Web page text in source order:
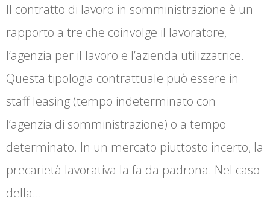
Il contratto di lavoro in somministrazione è un
rapporto a tre che coinvolge il lavoratore,
l’agenzia per il lavoro e l’azienda utilizzatrice.
Questa tipologia contrattuale può essere in
staff leasing (tempo indeterminato con
l’agenzia di somministrazione) o a tempo
determinato. In un mercato piuttosto incerto, la
precarietà lavorativa la fa da padrona. Nel caso
della…